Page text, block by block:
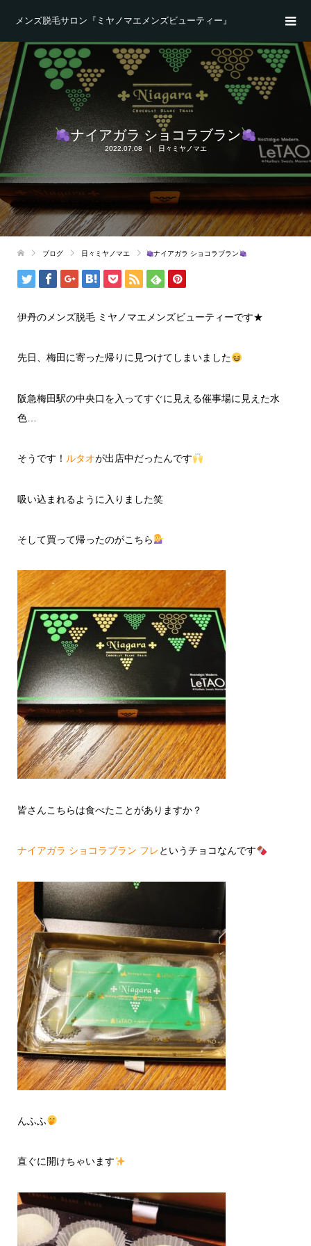
メンズ脱毛サロン『ミヤノマエメンズビューティー』
ナイアガラ ショコラブラン
2022.07.08 日々ミヤノマエ
ブログ 日々ミヤノマエ ナイアガラ ショコラブラン
伊丹のメンズ脱毛 ミヤノマエメンズビューティーです★
先日、梅田に寄った帰りに見つけてしまいました
阪急梅田駅の中央口を入ってすぐに見える催事場に見えた水
色…
そうです！ ルタオが出店中だったんです
吸い込まれるように入りました笑
そして買って帰ったのがこちら
皆さんこちらは食べたことがありますか？
ナイアガラ ショコラブラン フレというチョコなんです
んふふ
直ぐに開けちゃいます